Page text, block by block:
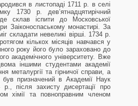
в листопаді 1711 р. в селі
1730 р. дев’ятнадцятирічний
склав іспити до Московської
Заіконоспаському монастирі. За
складати невеликі вірші. 1734 р.
кількох місяців навчався у
року його було зараховано до
академічного університету. Вже
іншими студентами академії
металургії та гірничої справи, а
призначений в Академії Наук
після захисту дисертації про
хімії та повноправним членом